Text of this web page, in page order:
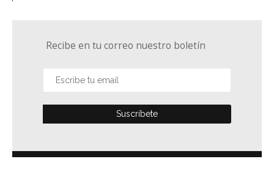
Recibe en tu correo nuestro boletín